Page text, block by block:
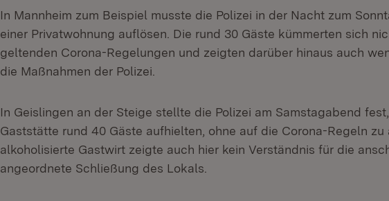
In Mannheim zum Beispiel musste die Polizei in der Nacht zum
einer Privatwohnung auflösen. Die rund 30 Gäste kümmerten sich
geltenden Corona-Regelungen und zeigten darüber hinaus auch
die Maßnahmen der Polizei.
In Geislingen an der Steige stellte die Polizei am Samstagabend
Gaststätte rund 40 Gäste aufhielten, ohne auf die Corona-Regeln zu
alkoholisierte Gastwirt zeigte auch hier kein Verständnis für die
angeordnete Schließung des Lokals.